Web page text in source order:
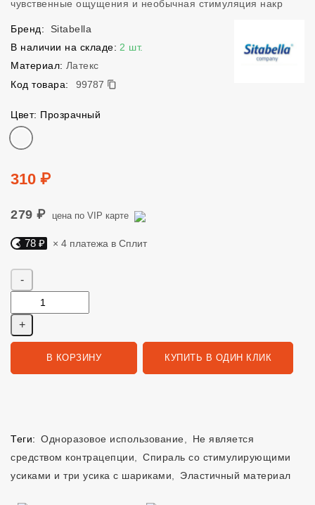
чувственные ощущения и необычная стимуляция накр
Бренд:
Sitabella
В наличии на складе: 2 шт.
Материал: Латекс
Код товара:
99787
99787
Цвет: Прозрачный
Цвет
Цена
310 ₽
279 ₽ цена по VIP карте
Яндекс Сплит. 78 руб, 4 платежа в Сплит
78 ₽ × 4 платежа в Сплит
В КОРЗИНУ КУПИТЬ В ОДИН КЛИК
Теги: Одноразовое использование
Не является
средством контрацепции
Спираль со стимулирующими
усиками и три усика с шариками
Эластичный материал